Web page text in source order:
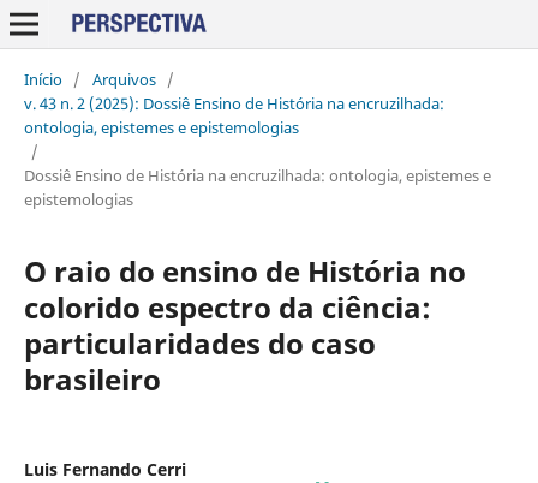
Início / Arquivos /
v. 43 n. 2 (2025): Dossiê Ensino de História na encruzilhada:
ontologia, epistemes e epistemologias
/
Dossiê Ensino de História na encruzilhada: ontologia, epistemes e
epistemologias
O raio do ensino de História no
colorido espectro da ciência:
particularidades do caso
brasileiro
Luis Fernando Cerri